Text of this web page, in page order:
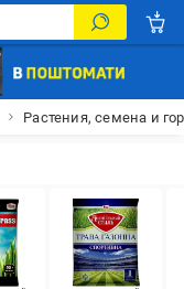
Растения, семена и